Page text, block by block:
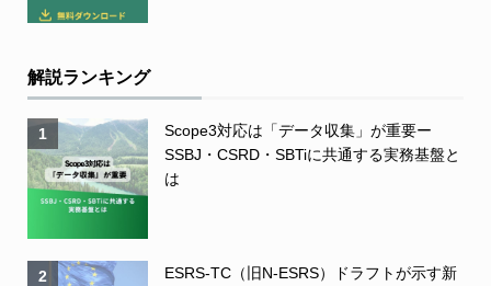
解説ランキング
1
Scope3対応は「データ収集」が重要ー
SSBJ・CSRD・SBTiに共通する実務基盤と
は
2
ESRS-TC（旧N-ESRS）ドラフトが示す新